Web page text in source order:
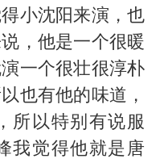
小沈阳来演，也
，他是一个很暖
一个很壮很淳朴
也有他的味道，
所以特别有说服
我觉得他就是唐